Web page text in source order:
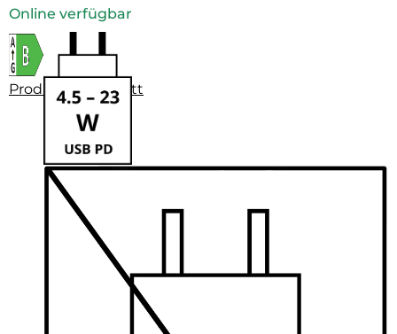
Online verfügbar
Produktdatenblatt